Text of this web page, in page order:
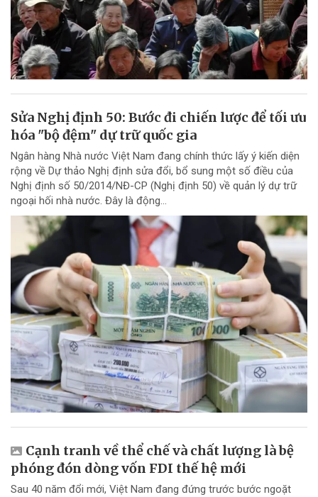
Sửa Nghị định 50: Bước đi chiến lược để tối ưu
hóa "bộ đệm" dự trữ quốc gia
Ngân hàng Nhà nước Việt Nam đang chính thức lấy ý kiến diện
rộng về Dự thảo Nghị định sửa đổi, bổ sung một số điều của
Nghị định số 50/2014/NĐ-CP (Nghị định 50) về quản lý dự trữ
ngoại hối nhà nước. Đây là động...
Cạnh tranh về thể chế và chất lượng là bệ
phóng đón dòng vốn FDI thế hệ mới
Sau 40 năm đổi mới, Việt Nam đang đứng trước bước ngoặt